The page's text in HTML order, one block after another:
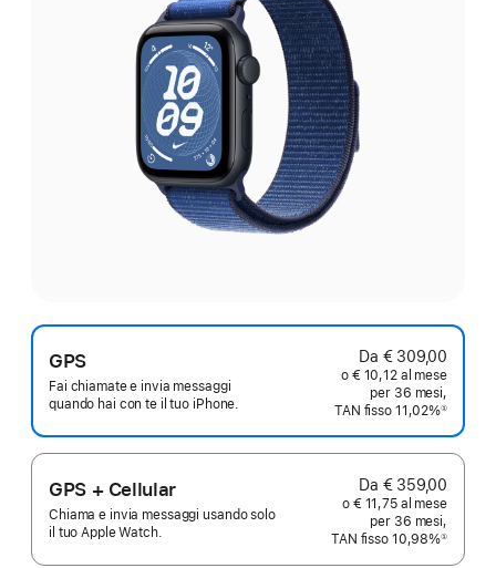
GPS
Fai chiamate e invia messaggi
quando hai con te il tuo iPhone.
Da € 309,00
o € 10,12 al mese
per 36 mesi,
TAN fisso 11,02%①
GPS + Cellular
Chiama e invia messaggi usando solo
il tuo Apple Watch.
Da € 359,00
o € 11,75 al mese
per 36 mesi,
TAN fisso 10,98%①